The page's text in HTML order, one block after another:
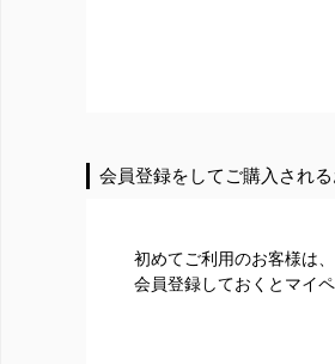
会員登録をしてご購入され
初めてご利用のお客様は
会員登録しておくとマイ